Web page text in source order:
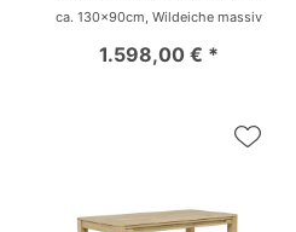
ca. 130x90cm, Wildeiche massiv
1.598,00 € *